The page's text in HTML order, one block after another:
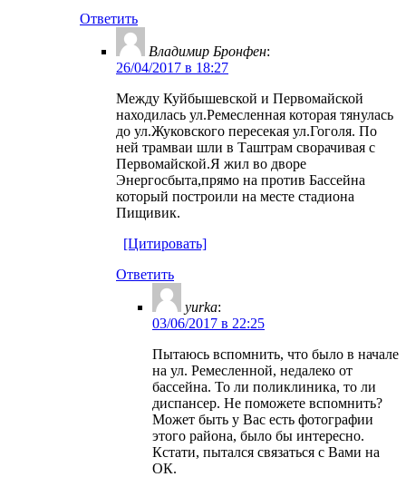
Ответить
Владимир Бронфен:
26/04/2017 в 18:27
Между Куйбышевской и Первомайской
находилась ул.Ремесленная которая тянулась
до ул.Жуковского пересекая ул.Гоголя. По
ней трамваи шли в Таштрам сворачивая с
Первомайской.Я жил во дворе
Энергосбыта,прямо на против Бассейна
который построили на месте стадиона
Пищивик.
[Цитировать]
Ответить
yurka:
03/06/2017 в 22:25
Пытаюсь вспомнить, что было в начале
на ул. Ремесленной, недалеко от
бассейна. То ли поликлиника, то ли
диспансер. Не поможете вспомнить?
Может быть у Вас есть фотографии
этого района, было бы интересно.
Кстати, пытался связаться с Вами на
ОК.